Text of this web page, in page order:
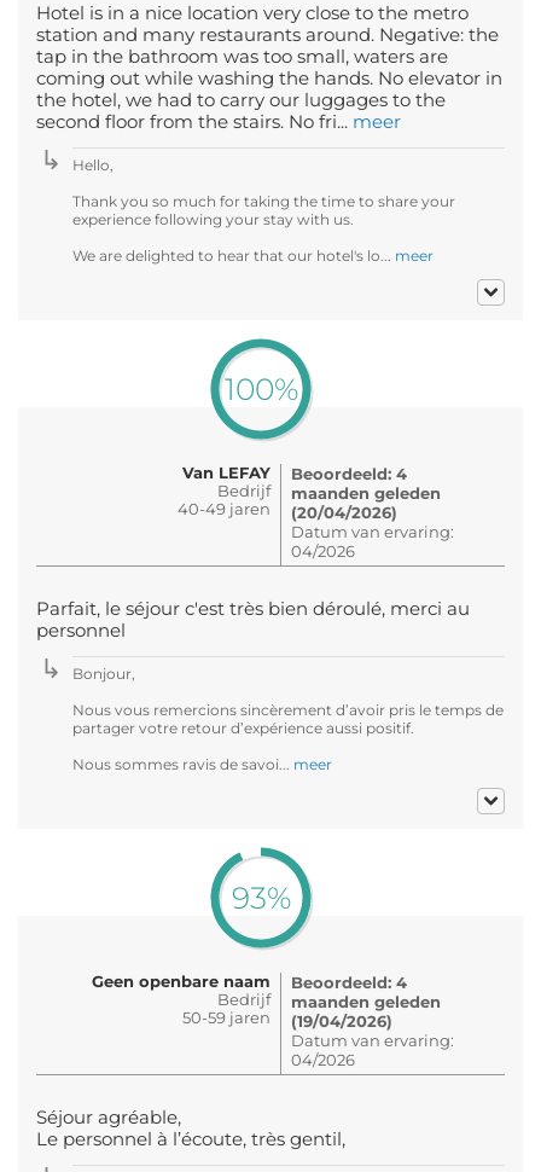
Hotel is in a nice location very close to the metro
station and many restaurants around. Negative: the
tap in the bathroom was too small, waters are
coming out while washing the hands. No elevator in
the hotel, we had to carry our luggages to the
second floor from the stairs. No fri... meer
Hello,
Thank you so much for taking the time to share your
experience following your stay with us.
We are delighted to hear that our hotel's lo... meer
100%
Van LEFAY
Bedrijf
40-49 jaren
Beoordeeld: 4
maanden geleden
(20/04/2026)
Datum van ervaring:
04/2026
Parfait, le séjour c'est très bien déroulé, merci au
personnel
Bonjour,
Nous vous remercions sincèrement d’avoir pris le temps de
partager votre retour d’expérience aussi positif.
Nous sommes ravis de savoi... meer
93%
Geen openbare naam
Bedrijf
50-59 jaren
Beoordeeld: 4
maanden geleden
(19/04/2026)
Datum van ervaring:
04/2026
Séjour agréable,
Le personnel à l’écoute, très gentil,